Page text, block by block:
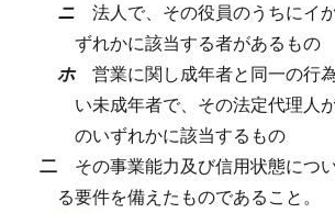
ニ 法人で、その役員のうちにイ
ずれかに該当する者があるもの
ホ 営業に関し成年者と同一の行
い未成年者で、その法定代理人
のいずれかに該当するもの
二 その事業能力及び信用状態につ
る要件を備えたものであること。